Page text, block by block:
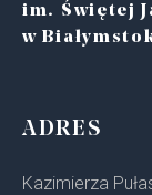
im. Świętej
w
ADRES
Kazimierza